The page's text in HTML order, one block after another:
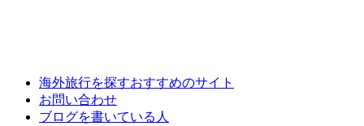
海外旅行を探すおすすめのサイト
お問い合わせ
ブログを書いている人